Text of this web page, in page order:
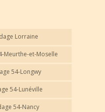
Lorraine
Meurthe-et-Moselle
54-Longwy
54-Lunéville
54-Nancy